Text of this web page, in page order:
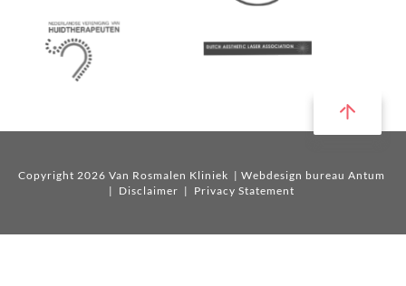
Copyright 2026 Van Rosmalen Kliniek | Webdesign bureau Antum
| Disclaimer | Privacy Statement